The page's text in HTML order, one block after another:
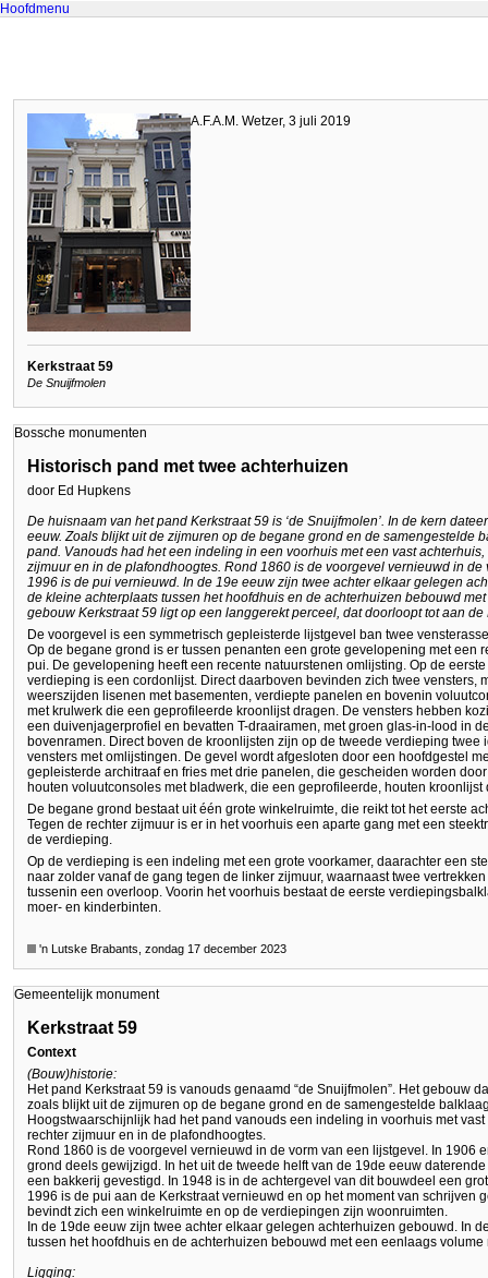
Hoofdmenu
A.F.A.M. Wetzer, 3 juli 2019
Kerkstraat 59
De Snuijfmolen
Bossche monumenten
Historisch pand met twee achterhuizen
door Ed Hupkens
De huisnaam van het pand Kerkstraat 59 is ‘de Snuijfmolen’. In de kern
eeuw. Zoals blijkt uit de zijmuren op de begane grond en de samengestelde
pand. Vanouds had het een indeling in een voorhuis met een vast
zijmuur en in de plafondhoogtes. Rond 1860 is de voorgevel vernieuwd in
1996 is de pui vernieuwd. In de 19e eeuw zijn twee achter elkaar gelegen
de kleine achterplaats tussen het hoofdhuis en de achterhuizen bebouwd
gebouw Kerkstraat 59 ligt op een langgerekt perceel, dat doorloopt tot aan de
De voorgevel is een symmetrisch gepleisterde lijstgevel ban twee
Op de begane grond is er tussen penanten een grote gevelopening met een
pui. De gevelopening heeft een recente natuurstenen omlijsting. Op de eerste
verdieping is een cordonlijst. Direct daarboven bevinden zich twee vensters,
weerszijden lisenen met basementen, verdiepte panelen en bovenin
met krulwerk die een geprofileerde kroonlijst dragen. De vensters hebben
een duivenjagerprofiel en bevatten T-draairamen, met groen glas-in-lood in
bovenramen. Direct boven de kroonlijsten zijn op de tweede verdieping twee
vensters met omlijstingen. De gevel wordt afgesloten door een hoofdgestel
gepleisterde architraaf en fries met drie panelen, die gescheiden worden
houten voluutconsoles met bladwerk, die een geprofileerde, houten kroonlijst
De begane grond bestaat uit één grote winkelruimte, die reikt tot het eerste
Tegen de rechter zijmuur is er in het voorhuis een aparte gang met een
de verdieping.
Op de verdieping is een indeling met een grote voorkamer, daarachter een
naar zolder vanaf de gang tegen de linker zijmuur, waarnaast twee
tussenin een overloop. Voorin het voorhuis bestaat de eerste
moer- en kinderbinten.
'n Lutske Brabants, zondag 17 december 2023
Gemeentelijk monument
Kerkstraat 59
Context
(Bouw)historie:
Het pand Kerkstraat 59 is vanouds genaamd “de Snuijfmolen”. Het gebouw
zoals blijkt uit de zijmuren op de begane grond en de samengestelde
Hoogstwaarschijnlijk had het pand vanouds een indeling in voorhuis met
rechter zijmuur en in de plafondhoogtes.
Rond 1860 is de voorgevel vernieuwd in de vorm van een lijstgevel. In 1906
grond deels gewijzigd. In het uit de tweede helft van de 19de eeuw
een bakkerij gevestigd. In 1948 is in de achtergevel van dit bouwdeel een
1996 is de pui aan de Kerkstraat vernieuwd en op het moment van schrijven
bevindt zich een winkelruimte en op de verdiepingen zijn woonruimten.
In de 19de eeuw zijn twee achter elkaar gelegen achterhuizen gebouwd. In
tussen het hoofdhuis en de achterhuizen bebouwd met een eenlaags volume
Ligging: